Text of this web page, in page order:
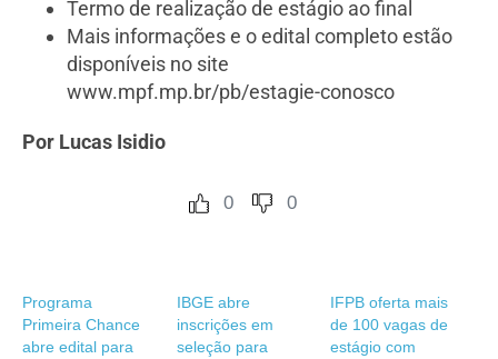
Termo de realização de estágio ao final
Mais informações e o edital completo estão
disponíveis no site
www.mpf.mp.br/pb/estagie-conosco
Por Lucas Isidio
0 0
Programa
Primeira Chance
abre edital para
IBGE abre
inscrições em
seleção para
IFPB oferta mais
de 100 vagas de
estágio com